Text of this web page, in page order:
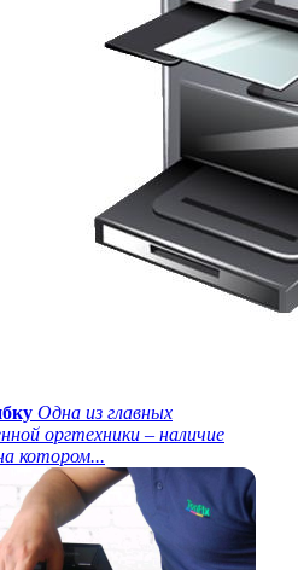
Одна из главных
оргтехники – наличие
котором...